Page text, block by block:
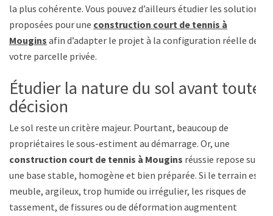
la plus cohérente. Vous pouvez d’ailleurs étudier les solutions
proposées pour une construction court de tennis à
Mougins afin d’adapter le projet à la configuration réelle de
votre parcelle privée.
Étudier la nature du sol avant toute
décision
Le sol reste un critère majeur. Pourtant, beaucoup de
propriétaires le sous-estiment au démarrage. Or, une
construction court de tennis à Mougins réussie repose sur
une base stable, homogène et bien préparée. Si le terrain est
meuble, argileux, trop humide ou irrégulier, les risques de
tassement, de fissures ou de déformation augmentent